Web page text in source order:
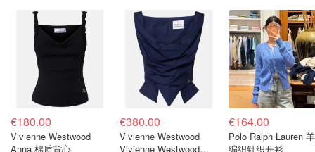
€180.00
Vivienne Westwood
Anna 棉质背心
€380.00
Vivienne Westwood
Vivienne Westwood
€164.00
Polo Ralph Lauren
编织针织开衫